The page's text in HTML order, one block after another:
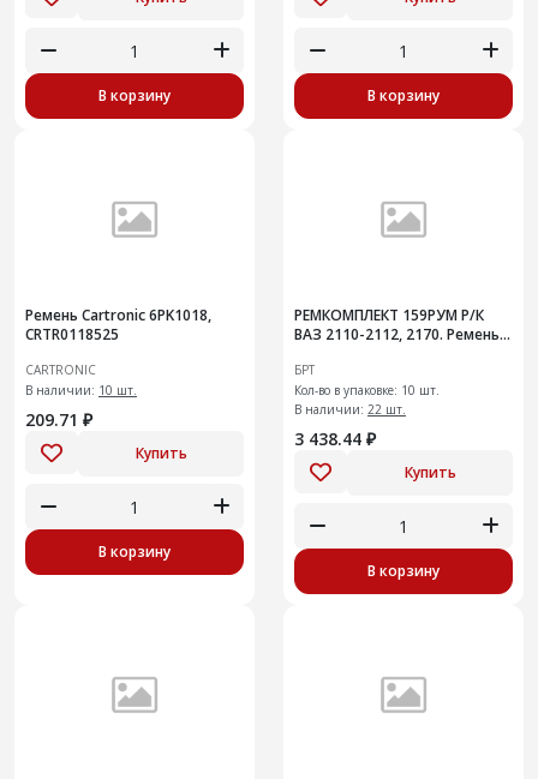
В корзину В корзину
Ремень Cartronic 6PK1018,
CRTR0118525
CARTRONIC
В наличии: 10 шт.
209.71 ₽
Купить
В корзину
РЕМКОМПЛЕКТ 159РУМ Р/К
ВАЗ 2110-2112, 2170. Ремень
роликом 10 шт
БРТ
Кол-во в упаковке: 10 шт.
В наличии: 22 шт.
3 438.44 ₽
Купить
В корзину